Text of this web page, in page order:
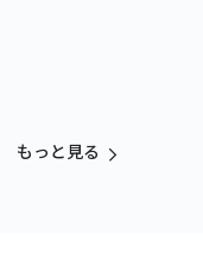
もっと見る